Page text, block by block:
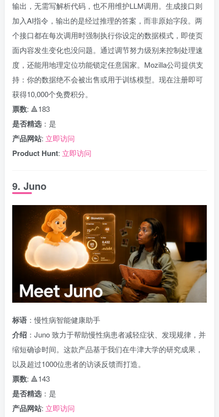
输出，无需写解析代码，也不用维护LLM调用。生成接口则
加入AI指令，输出的是经过推理的答案，而非原始字段。两
个接口都在每次调用时强制执行你设定的数据模式，即使页
面内容发生变化也没问题。通过调节努力级别来控制处理速
度，还能用地理定位功能锁定任意国家。Mozilla公司提供支
持：你的数据绝不会被出售或用于训练模型。现在注册即可
获得10,000个免费积分。
票数: 🔺183
是否精选 ：是
产品网站: 立即访问
Product Hunt: 立即访问
9. Juno
标语 ：慢性病智能健康助手
介绍 ：Juno 致力于帮助慢性病患者减轻症状、发现规律，并
缩短确诊时间。这款产品基于我们在牛津大学的研究成果，
以及超过1000位患者的访谈反馈而打造。
票数: 🔺143
是否精选 ：是
产品网站: 立即访问